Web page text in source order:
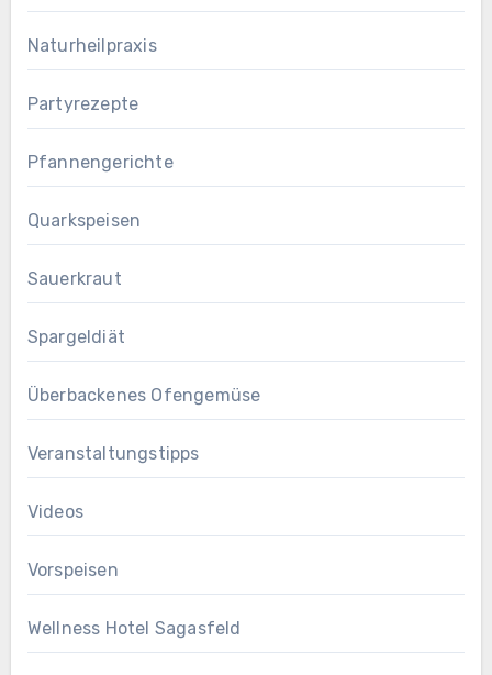
Naturheilpraxis
Partyrezepte
Pfannengerichte
Quarkspeisen
Sauerkraut
Spargeldiät
Überbackenes Ofengemüse
Veranstaltungstipps
Videos
Vorspeisen
Wellness Hotel Sagasfeld